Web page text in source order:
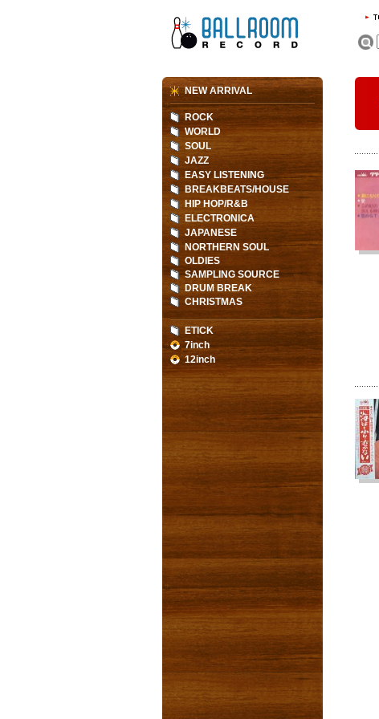
NEW ARRIVAL
ROCK
WORLD
SOUL
JAZZ
EASY LISTENING
BREAKBEATS/HOUSE
HIP HOP/R&B
ELECTRONICA
JAPANESE
NORTHERN SOUL
OLDIES
SAMPLING SOURCE
DRUM BREAK
CHRISTMAS
ETICK
7inch
12inch